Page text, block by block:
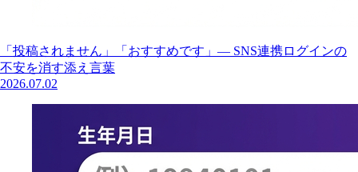
「投稿されません」「おすすめです」— SNS連携ログインの
不安を消す添え言葉
2026.07.02